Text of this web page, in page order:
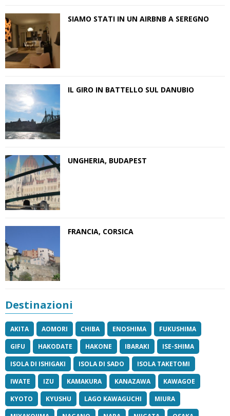
SIAMO STATI IN UN AIRBNB A SEREGNO
IL GIRO IN BATTELLO SUL DANUBIO
UNGHERIA, BUDAPEST
FRANCIA, CORSICA
Destinazioni
AKITA AOMORI CHIBA ENOSHIMA
FUKUSHIMA
GIFU
HAKODATE HAKONE IBARAKI
ISE-SHIMA
ISOLA DI ISHIGAKI
ISOLA DI SADO
ISOLA TAKETOMI
IWATE
IZU KAMAKURA KANAZAWA
KAWAGOE
KYOTO
KYUSHU LAGO KAWAGUCHI
MIURA